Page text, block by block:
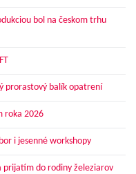
bol na českom trhu
prorastový balík opatrení
roka 2026
i jesenné workshopy
prijatím do rodiny železiarov